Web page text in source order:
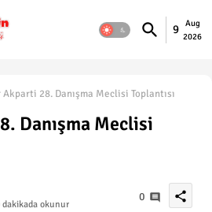
9
Aug
2026
Akparti 28. Danışma Meclisi Toplantısı
Danışma Meclisi
dakikada okunur
0 share